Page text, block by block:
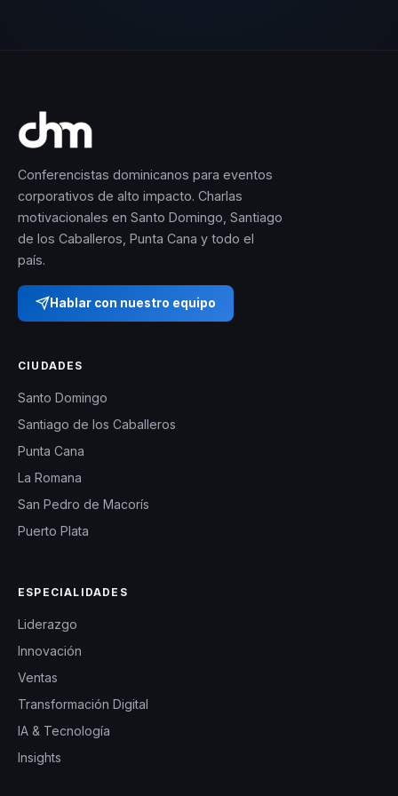
Conferencistas dominicanos para eventos
corporativos de alto impacto. Charlas
motivacionales en Santo Domingo, Santiago
de los Caballeros, Punta Cana y todo el
país.
Hablar con nuestro equipo
CIUDADES
Santo Domingo
Santiago de los Caballeros
Punta Cana
La Romana
San Pedro de Macorís
Puerto Plata
ESPECIALIDADES
Liderazgo
Innovación
Ventas
Transformación Digital
IA & Tecnología
Insights